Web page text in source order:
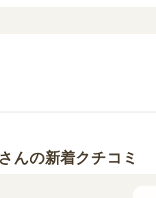
んの新着クチコミ